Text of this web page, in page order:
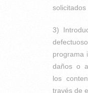
solicitados
3)
programa
daños o
los
través de